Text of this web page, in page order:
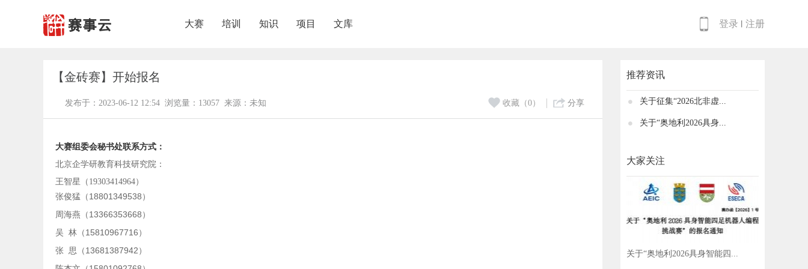
大赛 培训 知识 项目 文库 登录 注册
【金砖赛】开始报名
分享
收藏（0）
发布于：2023-06-12 12:54 浏览量：13057 来源：未知
大赛组委会秘书处联系方式：
北京企学研教育科技研究院：
王智星（19303414964）
张俊猛（ 18801349538 ）
周海燕（ 13366353668 ）
吴 林（ 15810967716 ）
张 思（ 13681387942 ）
推荐资讯
关于征集“2026北非虚...
关于“奥地利2026具身...
大家关注
关于“奥地利2026具身智能四...